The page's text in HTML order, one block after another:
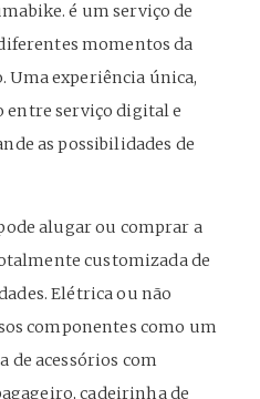
é um serviço de
momentos da
experiência única,
entre serviço digital e
as possibilidades de
alugar ou comprar a
customizada de
Elétrica ou não
componentes como um
de acessórios com
cadeirinha de